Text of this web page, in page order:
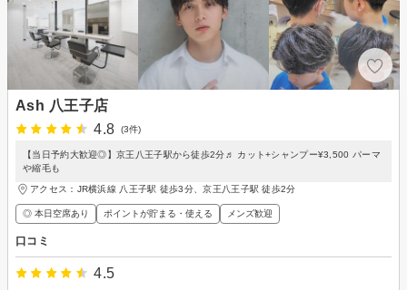
Ash 八王子店
4.8
(3件)
【当日予約大歓迎◎】京王八王子駅から徒歩2分♬ カット+シャンプー¥3,500 パーマ
や縮毛も
アクセス：JR横浜線 八王子駅 徒歩3分、京王八王子駅 徒歩2分
◎ 本日空席あり ポイントが貯まる・使える メンズ歓迎
口コミ
4.5